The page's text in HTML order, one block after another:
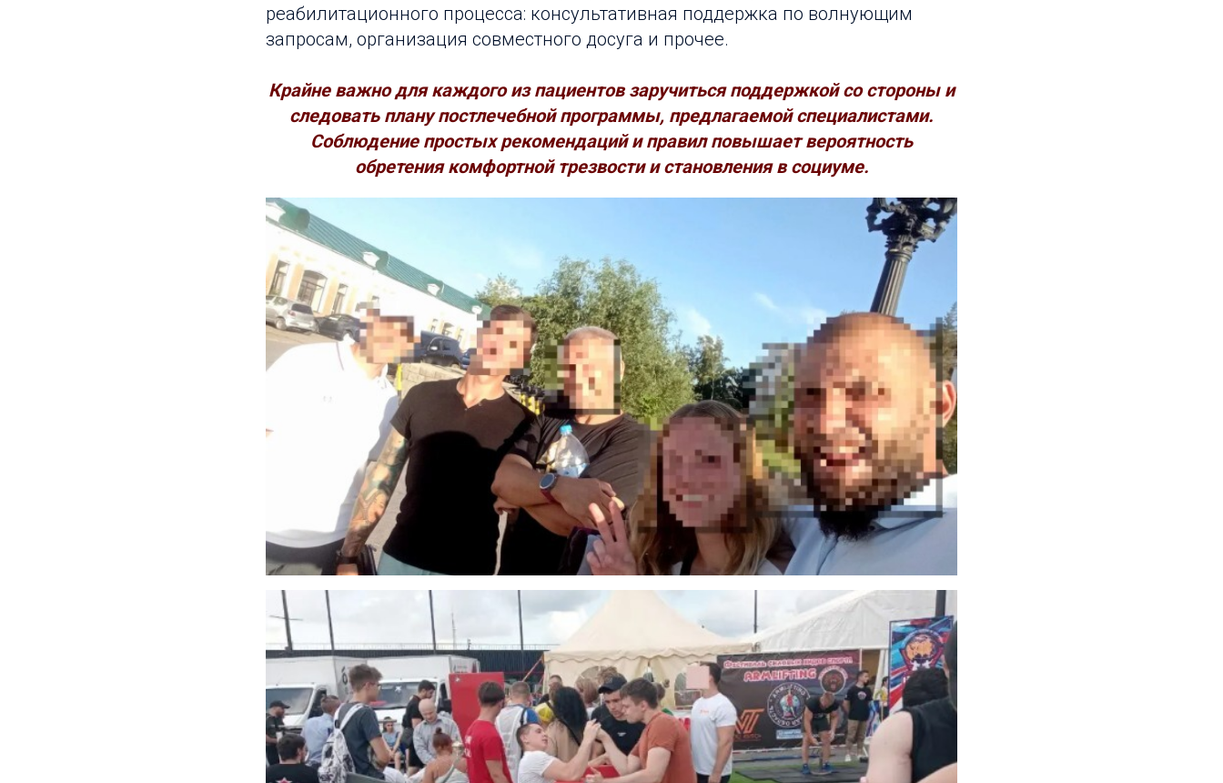
реабилитационного процесса: консультативная поддержка по волнующим
запросам, организация совместного досуга и прочее.
Крайне важно для каждого из пациентов заручиться поддержкой со стороны и
следовать плану постлечебной программы, предлагаемой специалистами.
Соблюдение простых рекомендаций и правил повышает вероятность
обретения комфортной трезвости и становления в социуме.